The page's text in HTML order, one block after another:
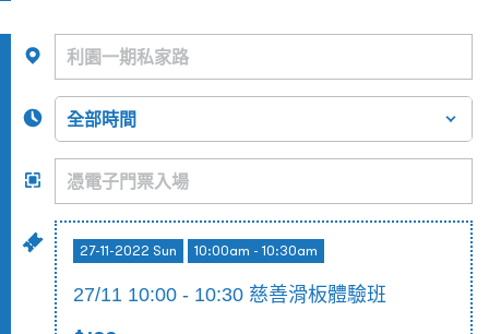
27-11-2022 Sun 10:00am - 10:30am
27/11 10:00 - 10:30 慈善滑板體驗班